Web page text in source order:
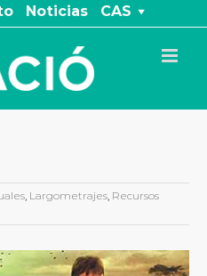
Noticias CAS
, Largometrajes, Recursos